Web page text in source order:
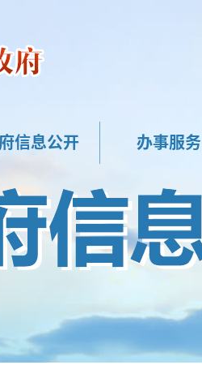
信息公开 办事服务